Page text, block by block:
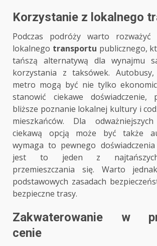
Korzystanie z lokalnego
Podczas podróży warto rozważyć
lokalnego transportu publicznego,
tańszą alternatywą dla wynajmu
korzystania z taksówek.
metro mogą być nie tylko
stanowić ciekawe doświadczenie,
bliższe poznanie lokalnej kultury i
mieszkańców. Dla
ciekawą opcją może być także
wymaga to pewnego
jest to jeden z
przemieszczania się. Warto
podstawowych zasadach
bezpieczne trasy.
Zakwaterowanie w
cenie